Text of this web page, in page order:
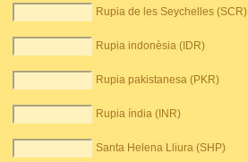
Rupia de les Seychelles (SCR)
Rupia indonèsia (IDR)
Rupia pakistanesa (PKR)
Rupia índia (INR)
Santa Helena Lliura (SHP)